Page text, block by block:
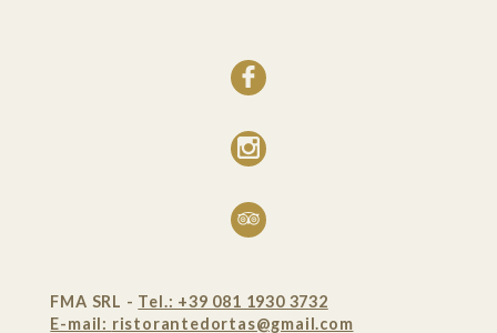
FMA SRL - Tel.: +39 081 1930 3732
E-mail: ristorantedortas@gmail.com